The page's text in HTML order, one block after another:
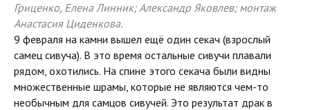
Гриценко, Елена Линник; Александр Яковлев; монтаж
Анастасия Циденкова.
9 февраля на камни вышел ещё один секач (взрослый
самец сивуча). В это время остальные сивучи плавали
рядом, охотились. На спине этого секача были видны
множественные шрамы, которые не являются чем-то
необычным для самцов сивучей. Это результат драк в